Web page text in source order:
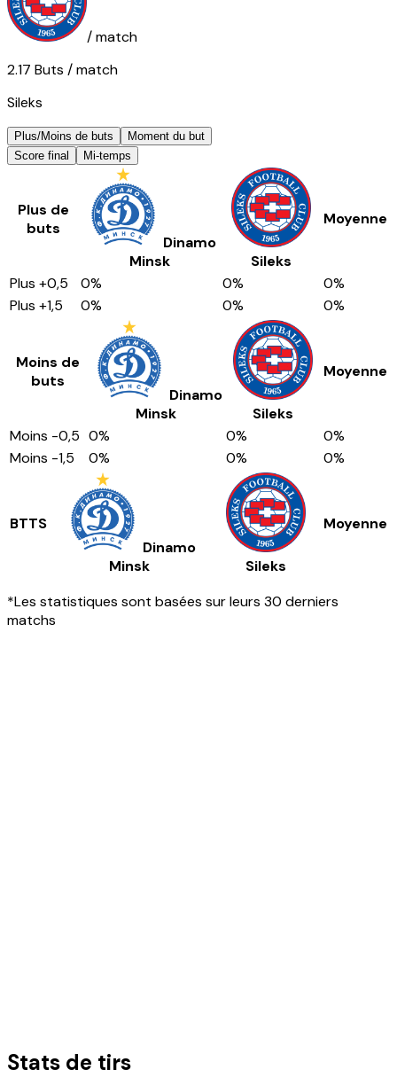
/ match
2.17 Buts / match
Sileks
Plus/Moins de buts
Moment du but
Score final
Mi-temps
Plus de
buts
Dinamo
Minsk
Sileks
Moyenne
Plus +0,5 0% 0% 0%
Plus +1,5 0% 0% 0%
Moins de
buts
Dinamo
Minsk
Sileks
Moyenne
Moins -0,5 0% 0% 0%
Moins -1,5 0% 0% 0%
BTTS
Dinamo
Minsk
Sileks
Moyenne
*Les statistiques sont basées sur leurs 30 derniers
matchs
Stats de tirs